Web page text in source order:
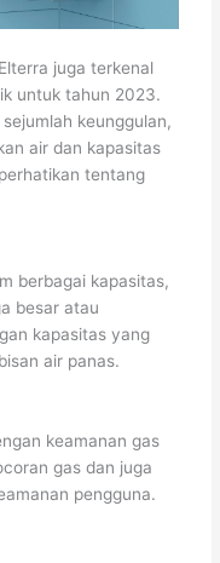
juga terkenal
untuk tahun 2023.
keunggulan,
air dan kapasitas
tentang
berbagai kapasitas,
besar atau
kapasitas yang
air panas.
keamanan gas
gas dan juga
pengguna.